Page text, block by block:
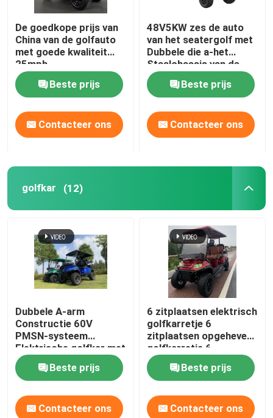
De goedkope prijs van
China van de golfauto
met goede kwaliteit
25mph
Beste prijs
Contacteer ons
48V5KW zes de auto
van het seatergolf met
Dubbele die a-het
Staalchassis van de
wapenopschorting in
China worden gemaakt
Beste prijs
Contacteer ons
golfkar (12)
Dubbele A-arm
Constructie 60V
PMSN-systeem
Elektrische golfkar met
RGB-licht
Beste prijs
Contacteer ons
6 zitplaatsen elektrisch
golfkarretje 6
zitplaatsen opgeheven
golfkarretje 6
zitplaatsen EV
golfkarretjeBeste prijs
Contacteer ons